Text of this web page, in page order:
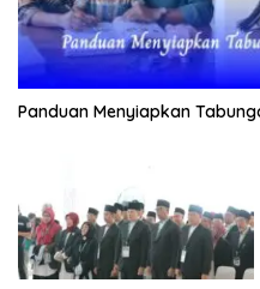
Panduan Menyiapkan